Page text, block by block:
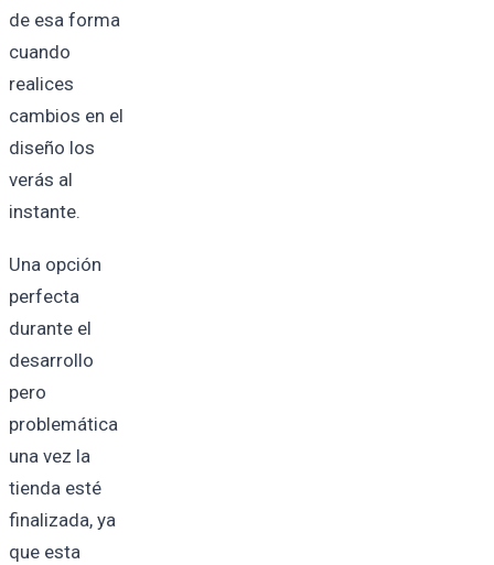
de esa forma
cuando
realices
cambios en el
diseño los
verás al
instante.
Una opción
perfecta
durante el
desarrollo
pero
problemática
una vez la
tienda esté
finalizada, ya
que esta